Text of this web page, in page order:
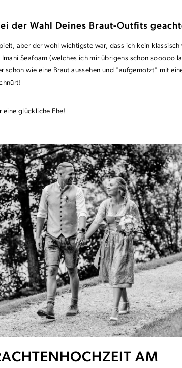
der Wahl Deines Braut-Outfits
aber der wohl wichtigste war, dass ich kein
Seafoam (welches ich mir übrigens schon
schon wie eine Braut aussehen und "aufgemotzt" mit
eine glückliche Ehe!
AM